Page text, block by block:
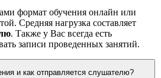
формат обучения онлайн или
Средняя нагрузка составляет
. Также у Вас всегда есть
записи проведенных занятий.
и как отправляется слушателю?